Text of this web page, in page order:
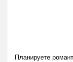
Планируете